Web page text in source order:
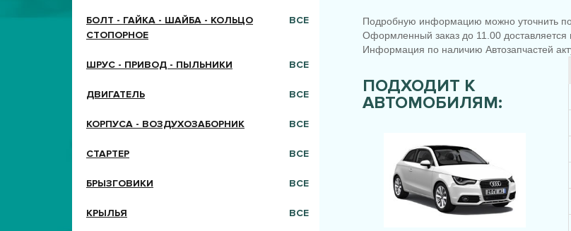
ВСЕ
БОЛТ - ГАЙКА - ШАЙБА - КОЛЬЦО
СТОПОРНОЕ
ВСЕ
ШРУС - ПРИВОД - ПЫЛЬНИКИ
ВСЕ
ДВИГАТЕЛЬ
ВСЕ
КОРПУСА - ВОЗДУХОЗАБОРНИК
ВСЕ
СТАРТЕР
ВСЕ
БРЫЗГОВИКИ
ВСЕ
КРЫЛЬЯ
Подробную информацию можно уточнить
Оформленный заказ до 11.00 доставляется
Информация по наличию Автозапчастей
ПОДХОДИТ К
АВТОМОБИЛЯМ: